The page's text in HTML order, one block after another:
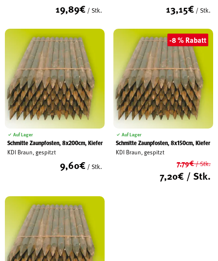
19,89€ / Stk. 13,15€ / Stk.
Auf Lager
Schmitte Zaunpfosten, 8x200cm, Kiefer
KDI Braun, gespitzt
9,60€ / Stk.
-8 % Rabatt
Auf Lager
Schmitte Zaunpfosten, 8x150cm, Kiefer
KDI Braun, gespitzt
7,79€/ Stk.
7,20€ / Stk.